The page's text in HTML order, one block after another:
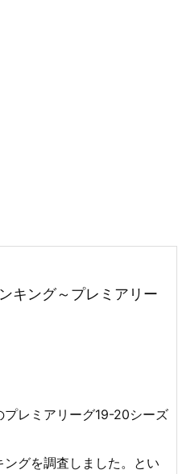
キング～プレミアリー
プレミアリーグ19-20シーズ
グを調査しました。とい